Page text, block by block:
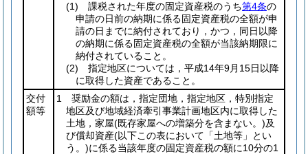
(1) 課税された年度の固定資産税のうち第4条の
申請の日前の納期に係る固定資産税の全額が申
請の日までに納付されており，かつ，同日以降
の納期に係る固定資産税の全額が当該納期限に
納付されていること。
(2) 指定地区については，平成14年9月15日以降
に取得した資産であること。
交付
額等
1 奨励金の額は，指定団地，指定地区，特別指定
地区及び地域経済牽引事業計画地区内に取得した
土地，家屋(既存家屋への増築分を含まない。)及
び償却資産(以下この表において「土地等」とい
う。)に係る当該年度の固定資産税の額に10分の1